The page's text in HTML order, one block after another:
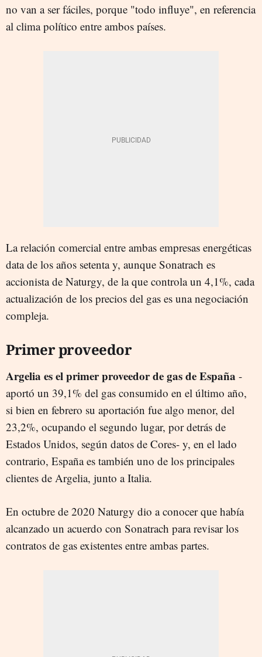
no van a ser fáciles, porque "todo influye", en referencia
al clima político entre ambos países.
La relación comercial entre ambas empresas energéticas
data de los años setenta y, aunque Sonatrach es
accionista de Naturgy, de la que controla un 4,1%, cada
actualización de los precios del gas es una negociación
compleja.
Primer proveedor
Argelia es el primer proveedor de gas de España -
aportó un 39,1% del gas consumido en el último año,
si bien en febrero su aportación fue algo menor, del
23,2%, ocupando el segundo lugar, por detrás de
Estados Unidos, según datos de Cores- y, en el lado
contrario, España es también uno de los principales
clientes de Argelia, junto a Italia.
En octubre de 2020 Naturgy dio a conocer que había
alcanzado un acuerdo con Sonatrach para revisar los
contratos de gas existentes entre ambas partes.